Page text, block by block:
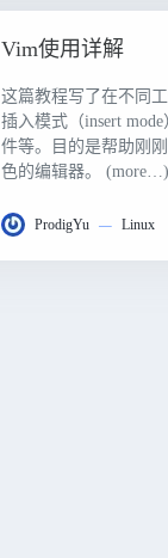
Vim使用详解
这篇教程写了在不同
插入模式（insert
件等。目的是帮助刚
色的编辑器。 (more…)
ProdigYu — Linux